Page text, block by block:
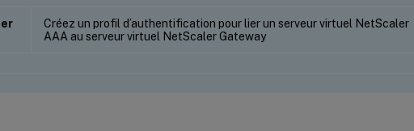
Créez un profil d’authentification pour lier un serveur virtuel NetScaler
AAA au serveur virtuel NetScaler Gateway